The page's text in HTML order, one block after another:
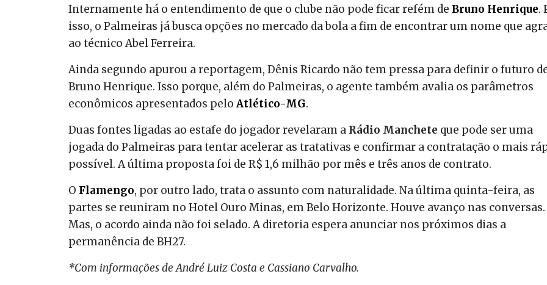
Internamente há o entendimento de que o clube não pode ficar refém de Bruno Henrique.
isso, o Palmeiras já busca opções no mercado da bola a fim de encontrar um nome que
ao técnico Abel Ferreira.
Ainda segundo apurou a reportagem, Dênis Ricardo não tem pressa para definir o futuro
Bruno Henrique. Isso porque, além do Palmeiras, o agente também avalia os parâmetros
econômicos apresentados pelo Atlético-MG.
Duas fontes ligadas ao estafe do jogador revelaram a Rádio Manchete que pode ser uma
jogada do Palmeiras para tentar acelerar as tratativas e confirmar a contratação o mais
possível. A última proposta foi de R$ 1,6 milhão por mês e três anos de contrato.
O Flamengo, por outro lado, trata o assunto com naturalidade. Na última quinta-feira, as
partes se reuniram no Hotel Ouro Minas, em Belo Horizonte. Houve avanço nas conversas.
Mas, o acordo ainda não foi selado. A diretoria espera anunciar nos próximos dias a
permanência de BH27.
*Com informações de André Luiz Costa e Cassiano Carvalho.